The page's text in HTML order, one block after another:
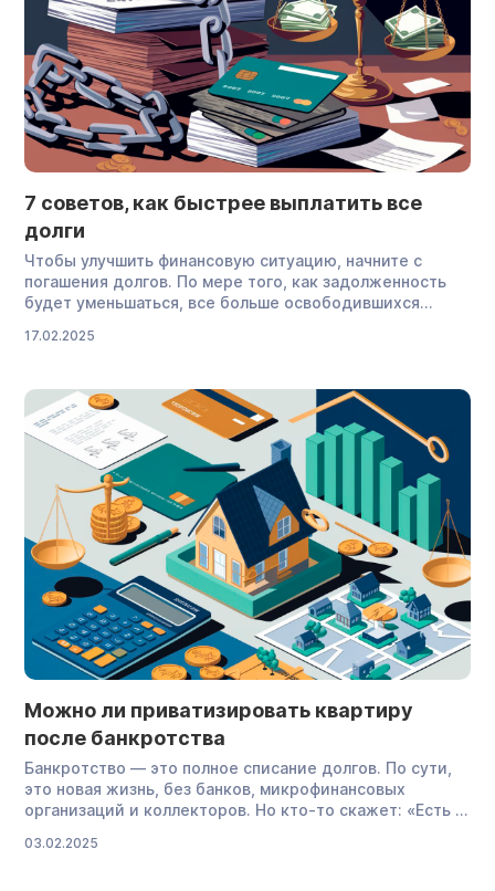
такая справка
составляется
в
произвольной
форме и
выдается по
запросу
должника.
показывает,
есть ли у
последнего
непогашенные
задолженности
по
исполнительным
подробную
инструкцию,
как получить
справку об
отсутствии
задолженности
перед ФССП
онлайн и […]
7 советов, как быстрее выплатить все
долги
Чтобы улучшить финансовую ситуацию, начните с
погашения долгов. По мере того, как задолженность
будет уменьшаться, все больше освободившихся
ускорить расчеты с кредиторами — банками,
инвесторами. В этой статье мы дадим несколько
советов о том, как быстрее выплатить свои долги и
где найти на это […]
17.02.2025
Можно ли приватизировать квартиру
после банкротства
Банкротство — это полное списание долгов. По сути,
это новая жизнь, без банков, микрофинансовых
организаций и коллекторов. Но кто-то скажет: «Есть и
приватизировать квартиру». Чтобы снять вопрос с
03.02.2025